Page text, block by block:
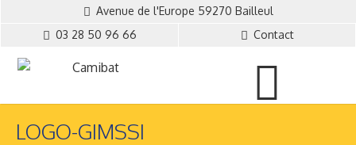
Avenue de l'Europe 59270 Bailleul
03 28 50 96 66
Contact
LOGO-GIMSSI